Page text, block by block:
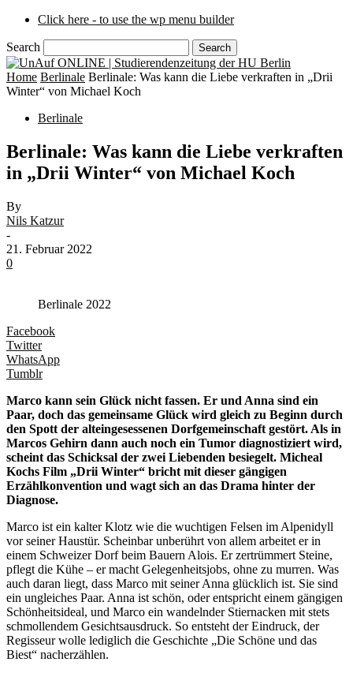
Click here - to use the wp menu builder
Search
Home Berlinale Berlinale: Was kann die Liebe verkraften in „Drii
Winter“ von Michael Koch
Berlinale
Berlinale: Was kann die Liebe verkraften
in „Drii Winter“ von Michael Koch
By
Nils Katzur
-
21. Februar 2022
0
Berlinale 2022
Facebook
Twitter
WhatsApp
Tumblr
Marco kann sein Glück nicht fassen. Er und Anna sind ein
Paar, doch das gemeinsame Glück wird gleich zu Beginn durch
den Spott der alteingesessenen Dorfgemeinschaft gestört. Als in
Marcos Gehirn dann auch noch ein Tumor diagnostiziert wird,
scheint das Schicksal der zwei Liebenden besiegelt. Micheal
Kochs Film „Drii Winter“ bricht mit dieser gängigen
Erzählkonvention und wagt sich an das Drama hinter der
Diagnose.
Marco ist ein kalter Klotz wie die wuchtigen Felsen im Alpenidyll
vor seiner Haustür. Scheinbar unberührt von allem arbeitet er in
einem Schweizer Dorf beim Bauern Alois. Er zertrümmert Steine,
pflegt die Kühe – er macht Gelegenheitsjobs, ohne zu murren. Was
auch daran liegt, dass Marco mit seiner Anna glücklich ist. Sie sind
ein ungleiches Paar. Anna ist schön, oder entspricht einem gängigen
Schönheitsideal, und Marco ein wandelnder Stiernacken mit stets
schmollendem Gesichtsausdruck. So entsteht der Eindruck, der
Regisseur wolle lediglich die Geschichte „Die Schöne und das
Biest“ nacherzählen.